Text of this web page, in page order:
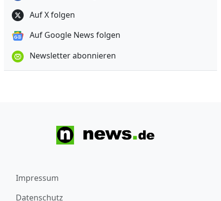
Auf X folgen
Auf Google News folgen
Newsletter abonnieren
Impressum
Datenschutz